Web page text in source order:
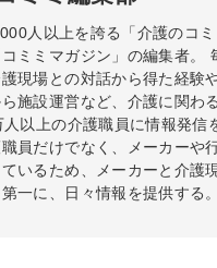
人以上を誇る「介護のコ
ミミマガジン」の編集者。
護現場との対話から得た経験
施設運営など、介護に関わ
以上の介護職員に情報発信
員だけでなく、メーカーや
いるため、メーカーと介護
一に、日々情報を提供する。